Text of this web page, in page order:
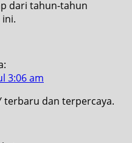
dari tahun-tahun
3:06 am
terbaru dan terpercaya.